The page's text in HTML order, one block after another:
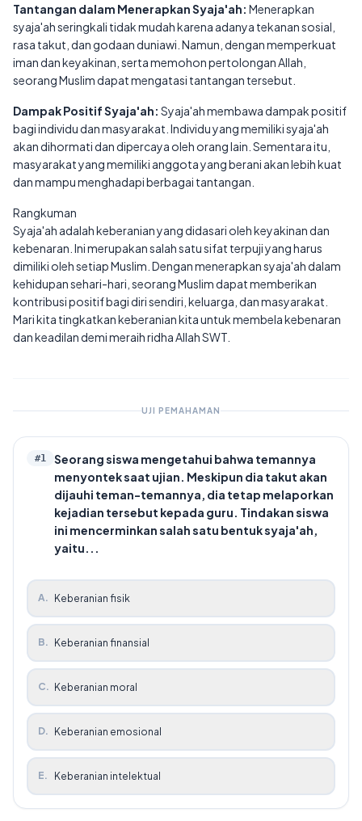
Tantangan dalam Menerapkan Syaja'ah: Menerapkan
syaja'ah seringkali tidak mudah karena adanya tekanan sosial,
rasa takut, dan godaan duniawi. Namun, dengan memperkuat
iman dan keyakinan, serta memohon pertolongan Allah,
seorang Muslim dapat mengatasi tantangan tersebut.
Dampak Positif Syaja'ah: Syaja'ah membawa dampak positif
bagi individu dan masyarakat. Individu yang memiliki syaja'ah
akan dihormati dan dipercaya oleh orang lain. Sementara itu,
masyarakat yang memiliki anggota yang berani akan lebih kuat
dan mampu menghadapi berbagai tantangan.
Rangkuman
Syaja'ah adalah keberanian yang didasari oleh keyakinan dan
kebenaran. Ini merupakan salah satu sifat terpuji yang harus
dimiliki oleh setiap Muslim. Dengan menerapkan syaja'ah dalam
kehidupan sehari-hari, seorang Muslim dapat memberikan
kontribusi positif bagi diri sendiri, keluarga, dan masyarakat.
Mari kita tingkatkan keberanian kita untuk membela kebenaran
dan keadilan demi meraih ridha Allah SWT.
UJI PEMAHAMAN
#1
Seorang siswa mengetahui bahwa temannya
menyontek saat ujian. Meskipun dia takut akan
dijauhi teman-temannya, dia tetap melaporkan
kejadian tersebut kepada guru. Tindakan siswa
ini mencerminkan salah satu bentuk syaja'ah,
yaitu...
A. Keberanian fisik
B. Keberanian finansial
C. Keberanian moral
D. Keberanian emosional
E. Keberanian intelektual